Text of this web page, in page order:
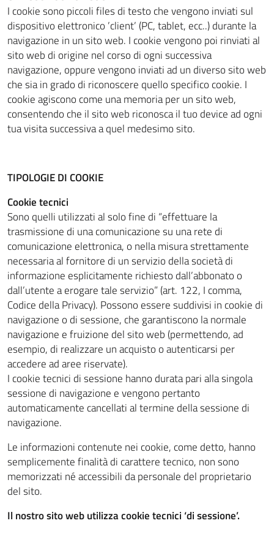
I cookie sono piccoli files di testo che vengono inviati sul
dispositivo elettronico ’client’ (PC, tablet, ecc..) durante la
navigazione in un sito web. I cookie vengono poi rinviati al
sito web di origine nel corso di ogni successiva
navigazione, oppure vengono inviati ad un diverso sito web
che sia in grado di riconoscere quello specifico cookie. I
cookie agiscono come una memoria per un sito web,
consentendo che il sito web riconosca il tuo device ad ogni
tua visita successiva a quel medesimo sito.
TIPOLOGIE DI COOKIE
Cookie tecnici
Sono quelli utilizzati al solo fine di “effettuare la
trasmissione di una comunicazione su una rete di
comunicazione elettronica, o nella misura strettamente
necessaria al fornitore di un servizio della società di
informazione esplicitamente richiesto dall’abbonato o
dall’utente a erogare tale servizio” (art. 122, I comma,
Codice della Privacy). Possono essere suddivisi in cookie di
navigazione o di sessione, che garantiscono la normale
navigazione e fruizione del sito web (permettendo, ad
esempio, di realizzare un acquisto o autenticarsi per
accedere ad aree riservate).
I cookie tecnici di sessione hanno durata pari alla singola
sessione di navigazione e vengono pertanto
automaticamente cancellati al termine della sessione di
navigazione.
Le informazioni contenute nei cookie, come detto, hanno
semplicemente finalità di carattere tecnico, non sono
memorizzati né accessibili da personale del proprietario
del sito.
Il nostro sito web utilizza cookie tecnici ‘di sessione’.